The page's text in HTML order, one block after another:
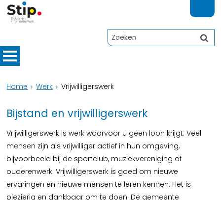
Home Werk Vrijwilligerswerk
Bijstand en vrijwilligerswerk
Vrijwilligerswerk is werk waarvoor u geen loon krijgt. Veel
mensen zijn als vrijwilliger actief in hun omgeving,
bijvoorbeeld bij de sportclub, muziekvereniging of
ouderenwerk. Vrijwilligerswerk is goed om nieuwe
ervaringen en nieuwe mensen te leren kennen. Het is
plezierig en dankbaar om te doen. De gemeente